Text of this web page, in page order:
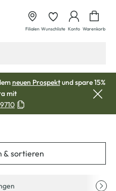
Filialen Wunschliste Konto Warenkorb
neuen Prospektund spare 15%
mit
9710
& sortieren